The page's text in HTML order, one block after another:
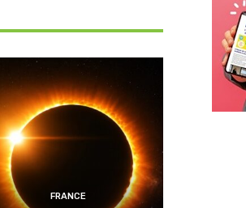
FRANCE